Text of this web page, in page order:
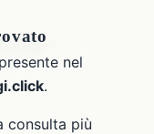
nel
.
consulta più